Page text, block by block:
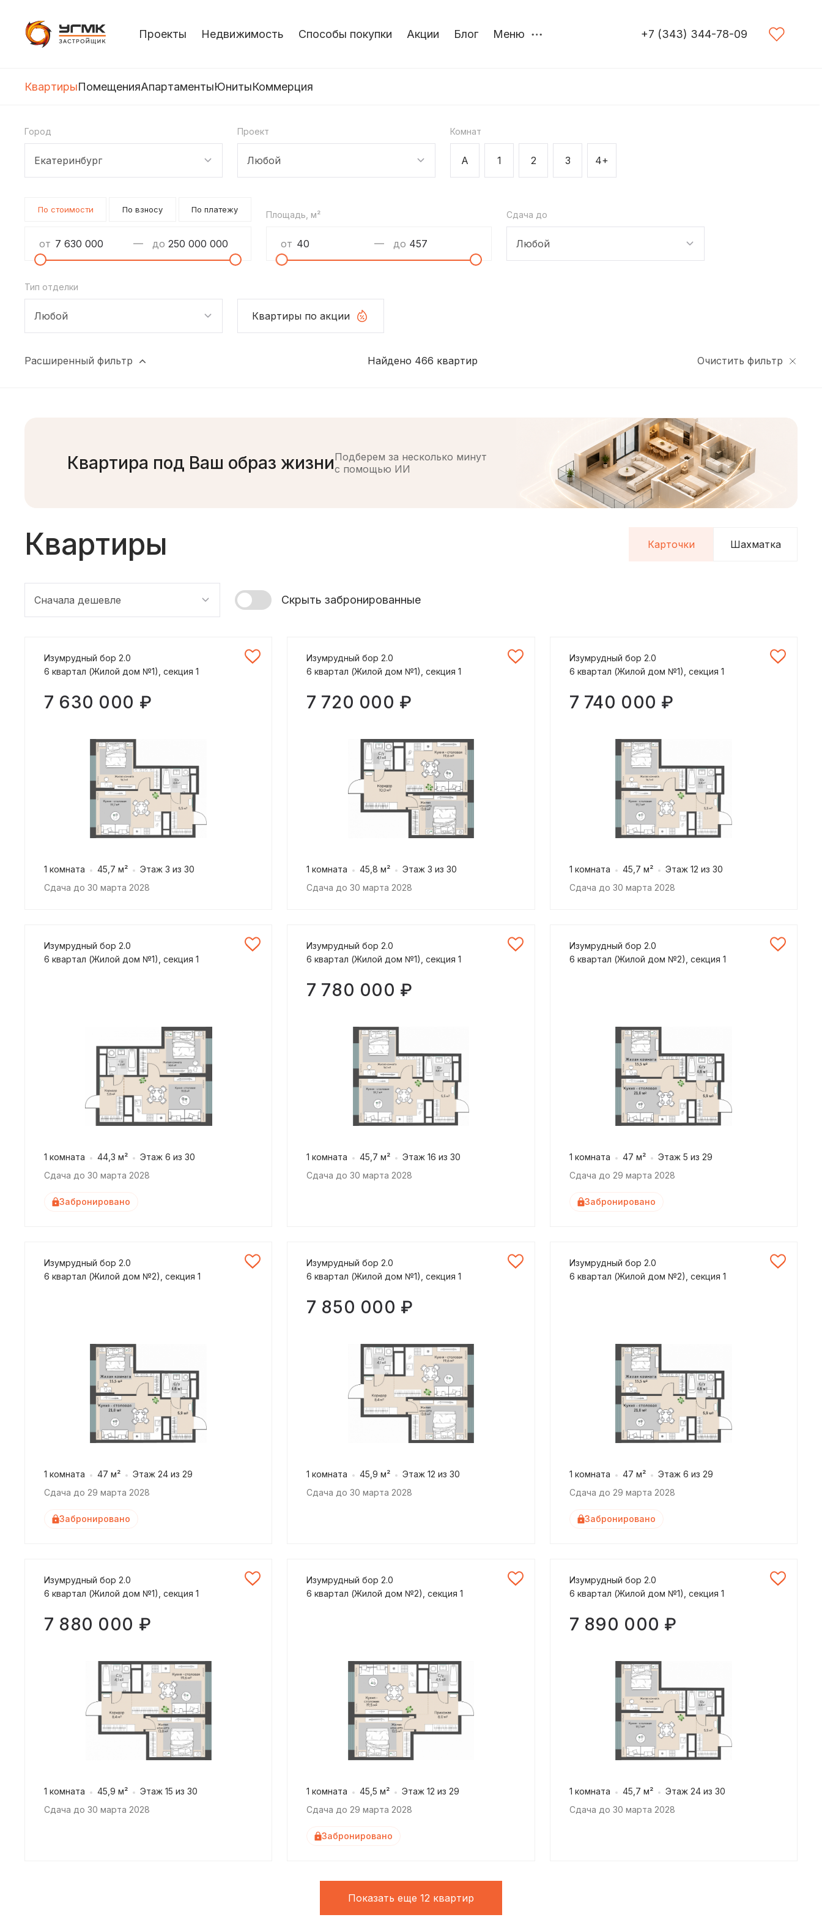
Проекты Недвижимость Способы покупки Акции Блог Меню +7 (343) 344-78-09
КвартирыПомещенияАпартаментыЮнитыКоммерция
Город
Екатеринбург
Проект
Любой
Комнат
А 1 2 3 4+
По стоимости По взносу По платежу
от до
Площадь, м²
от до
Сдача до
Любой
Тип отделки
Любой Квартиры по акции
Расширенный фильтр Найдено 466 квартир Очистить фильтр
Квартира под Ваш образ жизниПодберем за несколько минут
с помощью ИИ
Квартиры
Сначала дешевле Скрыть забронированные
Карточки Шахматка
Изумрудный бор 2.0
6 квартал (Жилой дом №1), секция 1
7 630 000 ₽
1 комната 45,7 м²
Этаж 3 из 30
Сдача до 30 марта 2028
Изумрудный бор 2.0
6 квартал (Жилой дом №1), секция 1
7 720 000 ₽
1 комната 45,8 м²
Этаж 3 из 30
Сдача до 30 марта 2028
Изумрудный бор 2.0
6 квартал (Жилой дом №1), секция 1
7 740 000 ₽
1 комната 45,7 м²
Этаж 12 из 30
Сдача до 30 марта 2028
Изумрудный бор 2.0
6 квартал (Жилой дом №1), секция 1
1 комната 44,3 м²
Этаж 6 из 30
Сдача до 30 марта 2028
Забронировано
Изумрудный бор 2.0
6 квартал (Жилой дом №1), секция 1
7 780 000 ₽
1 комната 45,7 м²
Этаж 16 из 30
Сдача до 30 марта 2028
Изумрудный бор 2.0
6 квартал (Жилой дом №2), секция 1
1 комната 47 м²
Этаж 5 из 29
Сдача до 29 марта 2028
Забронировано
Изумрудный бор 2.0
6 квартал (Жилой дом №2), секция 1
1 комната 47 м²
Этаж 24 из 29
Сдача до 29 марта 2028
Забронировано
Изумрудный бор 2.0
6 квартал (Жилой дом №1), секция 1
7 850 000 ₽
1 комната 45,9 м²
Этаж 12 из 30
Сдача до 30 марта 2028
Изумрудный бор 2.0
6 квартал (Жилой дом №2), секция 1
1 комната 47 м²
Этаж 6 из 29
Сдача до 29 марта 2028
Забронировано
Изумрудный бор 2.0
6 квартал (Жилой дом №1), секция 1
7 880 000 ₽
1 комната 45,9 м²
Этаж 15 из 30
Сдача до 30 марта 2028
Изумрудный бор 2.0
6 квартал (Жилой дом №2), секция 1
1 комната 45,5 м²
Этаж 12 из 29
Сдача до 29 марта 2028
Забронировано
Изумрудный бор 2.0
6 квартал (Жилой дом №1), секция 1
7 890 000 ₽
1 комната 45,7 м²
Этаж 24 из 30
Сдача до 30 марта 2028
Показать еще 12 квартир